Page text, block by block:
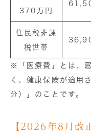
370万円
住民税非課
税世帯
※「医療費」とは、
く、健康保険が適用
分）」のことです。
【2026年8月改